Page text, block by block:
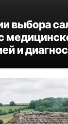
выбора
и